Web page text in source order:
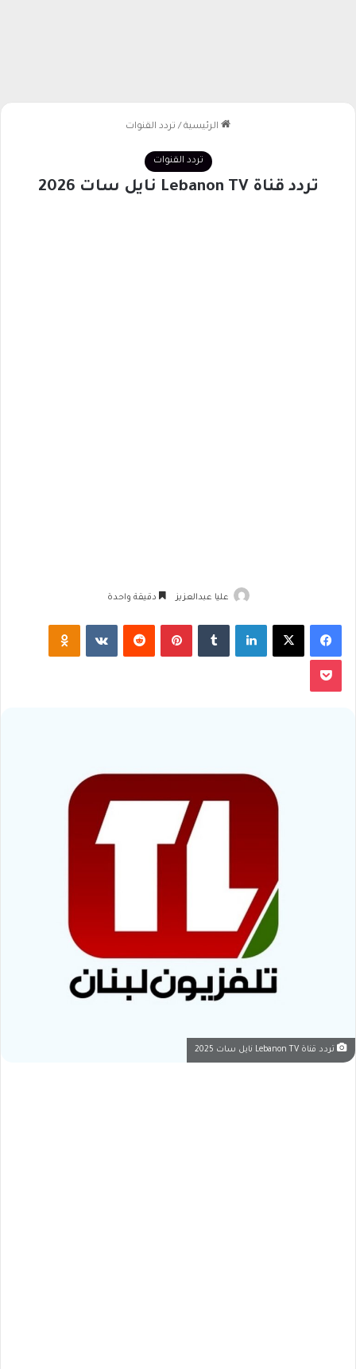
الرئيسية / تردد القنوات
تردد القنوات
تردد قناة Lebanon TV نايل سات 2026
عليا عبدالعزيز دقيقة واحدة
فيسبوك لينكدإن بينتيريست
تردد قناة Lebanon TV نايل سات 2025